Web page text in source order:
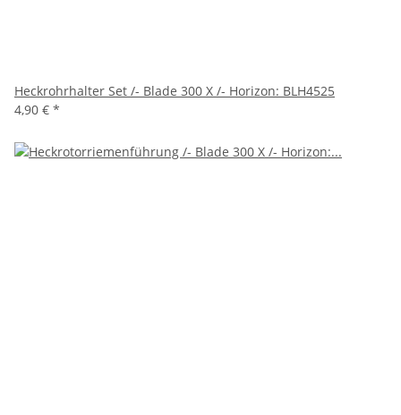
Heckrohrhalter Set /- Blade 300 X /- Horizon: BLH4525
4,90 € *